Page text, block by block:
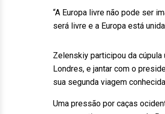
“A Europa livre não pode ser
será livre e a Europa está
Zelenskiy participou da
Londres, e jantar com o
sua segunda viagem
Uma pressão por caças